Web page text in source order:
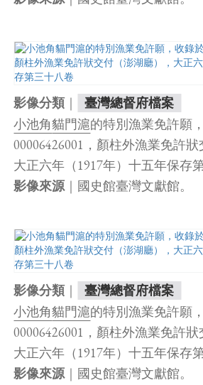
影像分類｜ 臺灣總督府檔案
小池角貓門滬的特別漁業免許願
00006426001，顏柱外漁業免許狀
大正六年（1917年）十五年保存
影像來源｜國史館臺灣文獻館。
影像分類｜ 臺灣總督府檔案
小池角貓門滬的特別漁業免許願
00006426001，顏柱外漁業免許狀
大正六年（1917年）十五年保存
影像來源｜國史館臺灣文獻館。